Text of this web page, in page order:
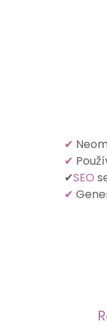
✔
✔
✔SEO
✔